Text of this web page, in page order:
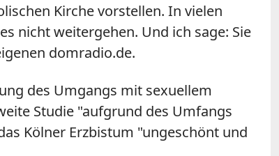
Kirche vorstellen. In vielen
nicht weitergehen. Und ich sage: Sie
domradio.de.
des Umgangs mit sexuellem
Studie "aufgrund des Umfangs
Kölner Erzbistum "ungeschönt und